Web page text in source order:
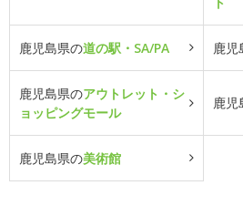
鹿児島県の道の駅・SA/PA 鹿児
鹿児島県のアウトレット・シ
ョッピングモール
鹿児
鹿児島県の美術館